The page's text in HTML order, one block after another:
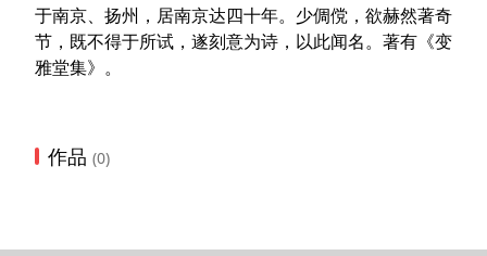
于南京、扬州，居南京达四十年。少倜傥，欲赫然著奇
节，既不得于所试，遂刻意为诗，以此闻名。著有《变
雅堂集》。
作品 (0)